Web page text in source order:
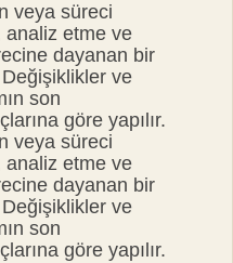
veya süreci
analiz etme ve
dayanan bir
ve
son
göre yapılır.
veya süreci
analiz etme ve
dayanan bir
ve
son
göre yapılır.